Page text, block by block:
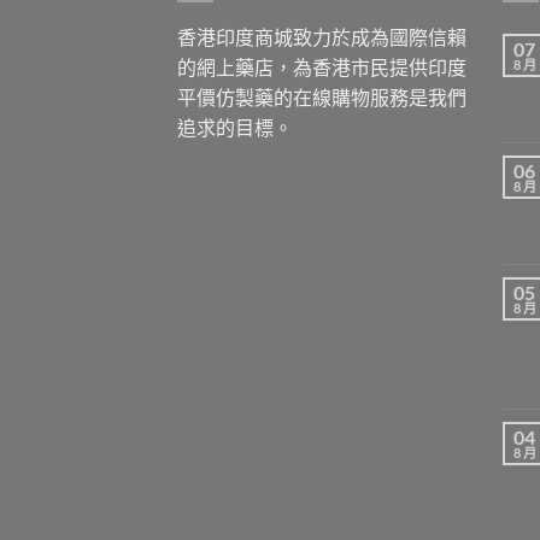
香港印度商城致力於成為國際信賴
的網上藥店，為香港市民提供印度
平價仿製藥的在線購物服務是我們
追求的目標。
07
8 月
06
8 月
05
8 月
04
8 月